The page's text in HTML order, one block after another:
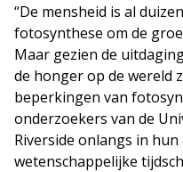
“De mensheid is al
fotosynthese om de
Maar gezien de
de honger op de wereld
beperkingen van
onderzoekers van de
Riverside onlangs in
wetenschappelijke